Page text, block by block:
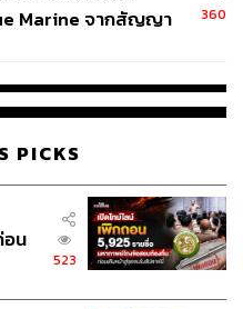
คนยา’ ที่ปัจจุบันอยู่ในวัย 39
นวิ่งในโอลิมปิกเกมส์ครั้งนี้
ยญทองมาได้ 2 ครั้งติดต่อกัน
อลิมปิกเกมส์ โตเกียว 2020
Marine จากสัญญา
ระบุแบรนด์
360
PICKS
อน
523